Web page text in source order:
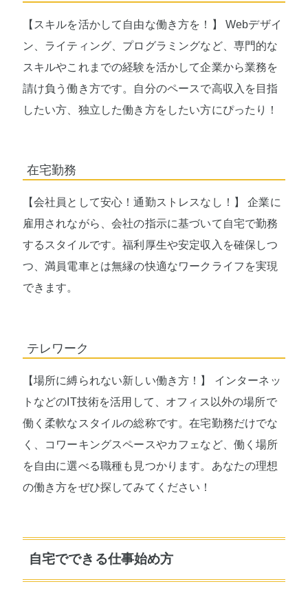
【スキルを活かして自由な働き方を！】 Webデザイ
ン、ライティング、プログラミングなど、専門的な
スキルやこれまでの経験を活かして企業から業務を
請け負う働き方です。自分のペースで高収入を目指
したい方、独立した働き方をしたい方にぴったり！
在宅勤務
【会社員として安心！通勤ストレスなし！】 企業に
雇用されながら、会社の指示に基づいて自宅で勤務
するスタイルです。福利厚生や安定収入を確保しつ
つ、満員電車とは無縁の快適なワークライフを実現
できます。
テレワーク
【場所に縛られない新しい働き方！】 インターネッ
トなどのIT技術を活用して、オフィス以外の場所で
働く柔軟なスタイルの総称です。在宅勤務だけでな
く、コワーキングスペースやカフェなど、働く場所
を自由に選べる職種も見つかります。あなたの理想
の働き方をぜひ探してみてください！
自宅でできる仕事始め方